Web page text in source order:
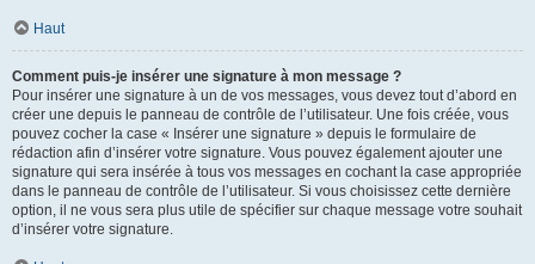
Haut
Comment puis-je insérer une signature à mon message ?
Pour insérer une signature à un de vos messages, vous devez tout d’abord en
créer une depuis le panneau de contrôle de l’utilisateur. Une fois créée, vous
pouvez cocher la case « Insérer une signature » depuis le formulaire de
rédaction afin d’insérer votre signature. Vous pouvez également ajouter une
signature qui sera insérée à tous vos messages en cochant la case appropriée
dans le panneau de contrôle de l’utilisateur. Si vous choisissez cette dernière
option, il ne vous sera plus utile de spécifier sur chaque message votre souhait
d’insérer votre signature.